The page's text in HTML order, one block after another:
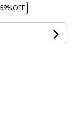
59% OFF